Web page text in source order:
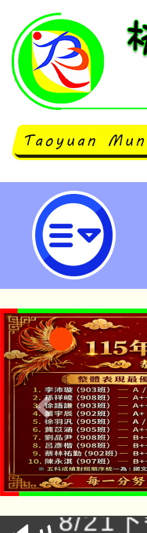
「2026第十
瑞坪國民中學
「本
場熱
8/21